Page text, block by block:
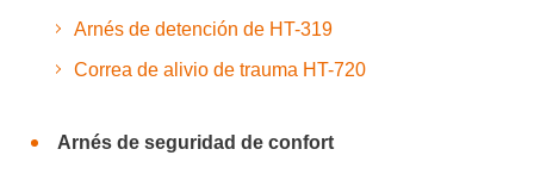
Arnés de detención de HT-319
Correa de alivio de trauma HT-720
Arnés de seguridad de confort